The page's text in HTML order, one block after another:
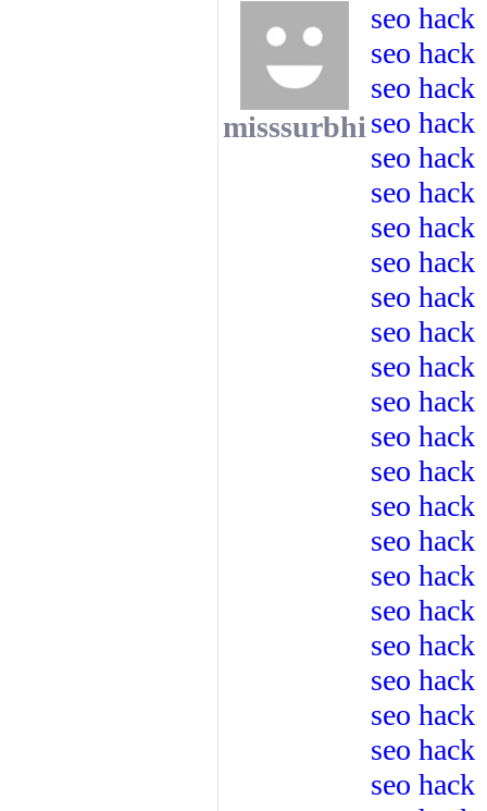
misssurbhi
seo hack
seo hack
seo hack
seo hack
seo hack
seo hack
seo hack
seo hack
seo hack
seo hack
seo hack
seo hack
seo hack
seo hack
seo hack
seo hack
seo hack
seo hack
seo hack
seo hack
seo hack
seo hack
seo hack